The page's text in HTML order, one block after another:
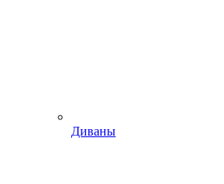
Диваны